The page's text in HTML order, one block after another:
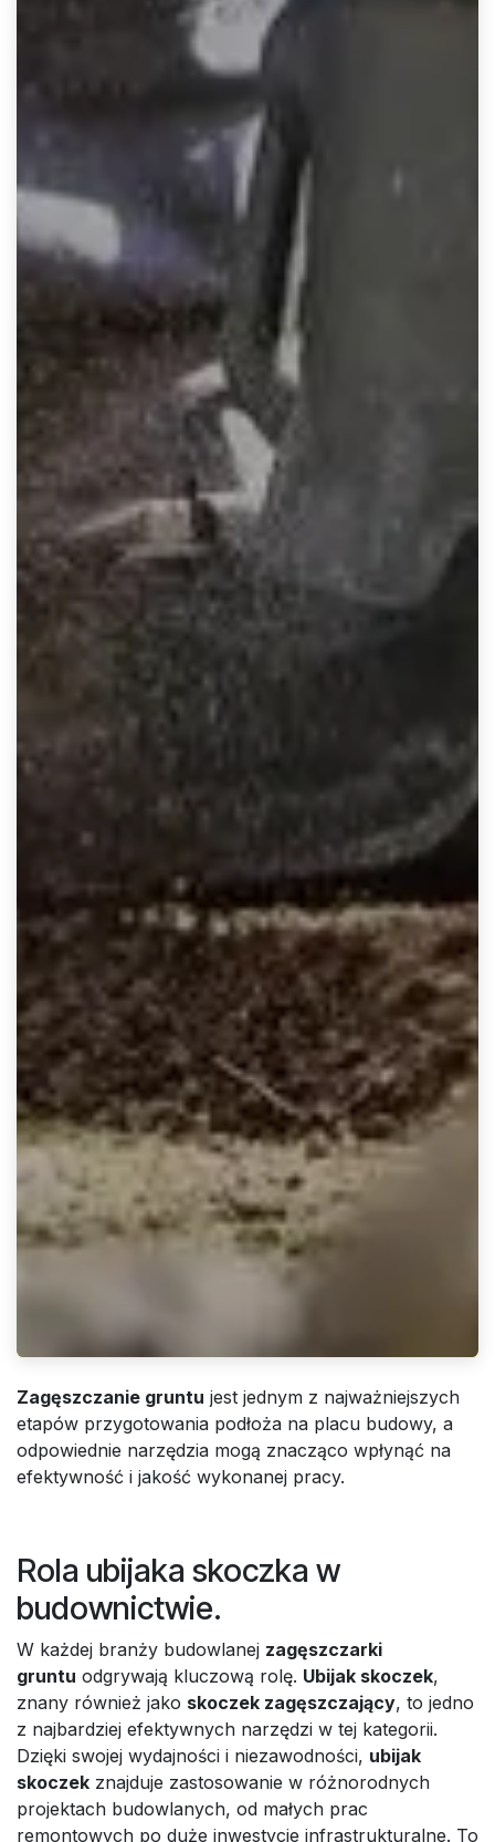
Zagęszczanie gruntu jest jednym z najważniejszych
etapów przygotowania podłoża na placu budowy, a
odpowiednie narzędzia mogą znacząco wpłynąć na
efektywność i jakość wykonanej pracy.
Rola ubijaka skoczka w
budownictwie.
W każdej branży budowlanej zagęszczarki
gruntu odgrywają kluczową rolę. Ubijak skoczek,
znany również jako skoczek zagęszczający, to jedno
z najbardziej efektywnych narzędzi w tej kategorii.
Dzięki swojej wydajności i niezawodności, ubijak
skoczek znajduje zastosowanie w różnorodnych
projektach budowlanych, od małych prac
remontowych po duże inwestycje infrastrukturalne. To